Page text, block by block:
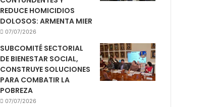
REDUCE HOMICIDIOS
DOLOSOS: ARMENTA MIER
07/07/2026
SUBCOMITÉ SECTORIAL
DE BIENESTAR SOCIAL,
CONSTRUYE SOLUCIONES
PARA COMBATIR LA
POBREZA
07/07/2026